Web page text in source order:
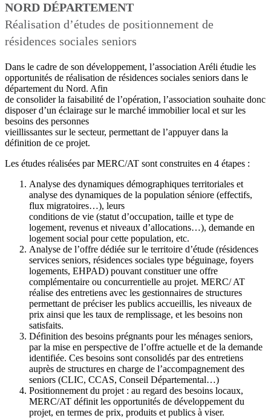
NORD DÉPARTEMENT
Réalisation d’études de positionnement de
résidences sociales seniors
Dans le cadre de son développement, l’association Aréli étudie les
opportunités de réalisation de résidences sociales seniors dans le
département du Nord. Afin
de consolider la faisabilité de l’opération, l’association souhaite donc
disposer d’un éclairage sur le marché immobilier local et sur les
besoins des personnes
vieillissantes sur le secteur, permettant de l’appuyer dans la
définition de ce projet.
Les études réalisées par MERC/AT sont construites en 4 étapes :
Analyse des dynamiques démographiques territoriales et
analyse des dynamiques de la population séniore (effectifs,
flux migratoires…), leurs
conditions de vie (statut d’occupation, taille et type de
logement, revenus et niveaux d’allocations…), demande en
logement social pour cette population, etc.
Analyse de l’offre dédiée sur le territoire d’étude (résidences
services seniors, résidences sociales type béguinage, foyers
logements, EHPAD) pouvant constituer une offre
complémentaire ou concurrentielle au projet. MERC/ AT
réalise des entretiens avec les gestionnaires de structures
permettant de préciser les publics accueillis, les niveaux de
prix ainsi que les taux de remplissage, et les besoins non
satisfaits.
Définition des besoins prégnants pour les ménages seniors,
par la mise en perspective de l’offre actuelle et de la demande
identifiée. Ces besoins sont consolidés par des entretiens
auprès de structures en charge de l’accompagnement des
seniors (CLIC, CCAS, Conseil Départemental…)
Positionnement du projet : au regard des besoins locaux,
MERC/AT définit les opportunités de développement du
projet, en termes de prix, produits et publics à viser.